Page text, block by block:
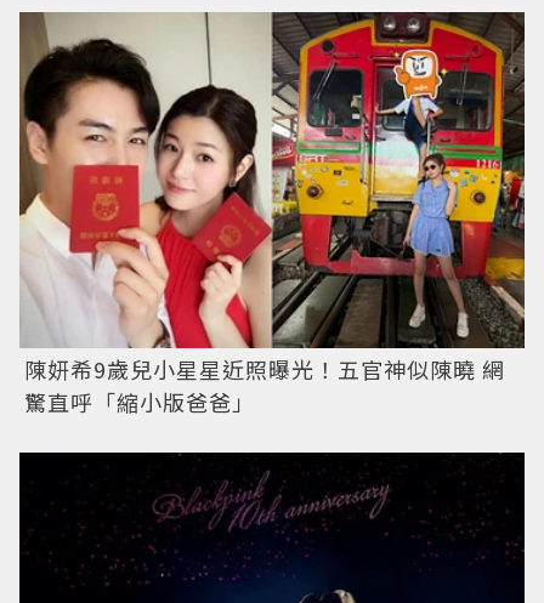
陳妍希9歲兒小星星近照曝光！五官神似陳曉 網
驚直呼「縮小版爸爸」